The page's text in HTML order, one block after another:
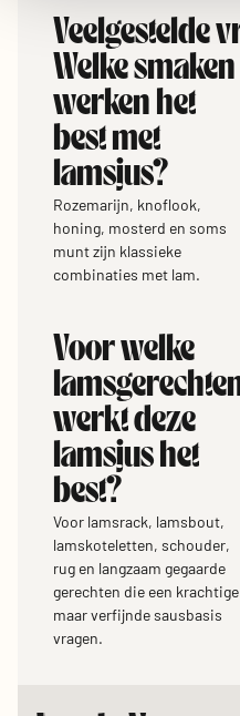
Veelgestelde
Welke smaken
werken het
best met
lamsjus?
Rozemarijn, knoflook,
honing, mosterd en soms
munt zijn klassieke
combinaties met lam.
Voor welke
werkt deze
lamsjus het
best?
Voor lamsrack, lamsbout,
lamskoteletten, schouder,
rug en langzaam gegaarde
gerechten die een krachtige
maar verfijnde sausbasis
vragen.